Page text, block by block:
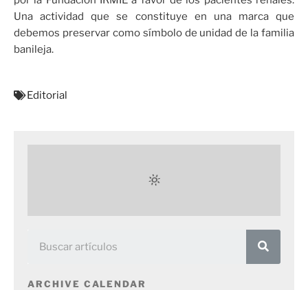
Una actividad que se constituye en una marca que
debemos preservar como símbolo de unidad de la familia
banileja.
Editorial
ARCHIVE CALENDAR